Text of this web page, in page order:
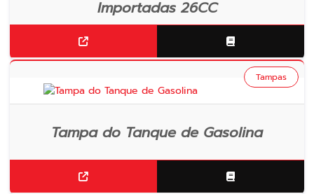
Importadas 26CC
Tampa do Tanque de Gasolina
Tampas